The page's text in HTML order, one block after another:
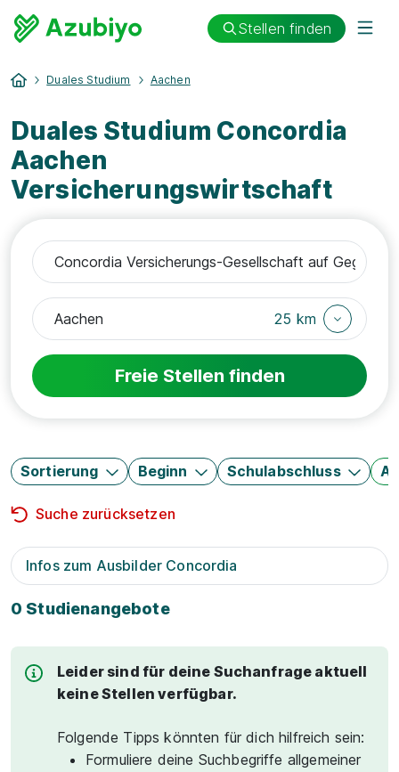
Stellen finden
Duales Studium Aachen
Duales Studium Concordia
Aachen
Versicherungswirtschaft
25 km
Freie Stellen finden
Sortierung Beginn Schulabschluss
Suche zurücksetzen
Infos zum Ausbilder Concordia
0 Studienangebote
Leider sind für deine Suchanfrage aktuell
keine Stellen verfügbar.
Folgende Tipps könnten für dich hilfreich sein:
Formuliere deine Suchbegriffe allgemeiner